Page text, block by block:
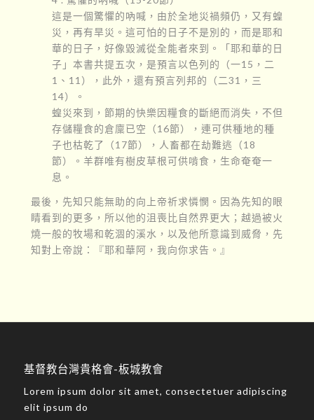
這是一個驚懼的吶喊，由於全地災禍頻仍，又有蝗
災，再有旱災。這可怕的日子不是別的，而是耶和
華的日子，好像毀滅從全能者來到。「耶和華的日
子」本書共提五次，是預言以色列的（一15，二
1、11），此外，還有預言列邦的（二31，三
14）。
蝗災來到，節期的快樂因糧食的斷絕而消失，不但
存儲糧食的倉廩已空（16節），連可供種地的種
子也枯乾了（17節），人畜都在劫難逃（18
節）。羊群唯有樹皮草根可供啃食，生命奄奄一
息。
最後，先知只能無助的向上帝祈求憐憫。因為先知的眼
睛看到的更多，所以他的沮喪比自然界更大；越過被火
燒一般的牧場和乾涸的溪水，以及他所意識到威脅，先
知對上帝說：『耶和華阿，我向你求告。』
基督教台灣貴格會-板城教會
Lorem ipsum dolor sit amet, consectetuer adipiscing
elit ipsum do